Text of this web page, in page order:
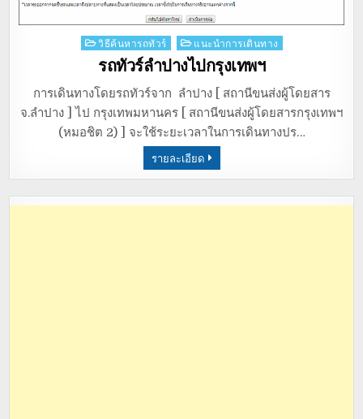
Posted
วิธีค้นหารถทัวร์ แนะนำการเดินทาง
รถทัวร์ลำปางไปกรุงเทพฯ
การเดินทางโดยรถทัวร์จาก ลำปาง [ สถานีขนส่งผู้โดยสาร
จ.ลำปาง ] ไป กรุงเทพมหานคร [ สถานีขนส่งผู้โดยสารกรุงเทพฯ
(หมอชิต 2) ] จะใช้ระยะเวลาในการเดินทางปร…
รายละเอียด